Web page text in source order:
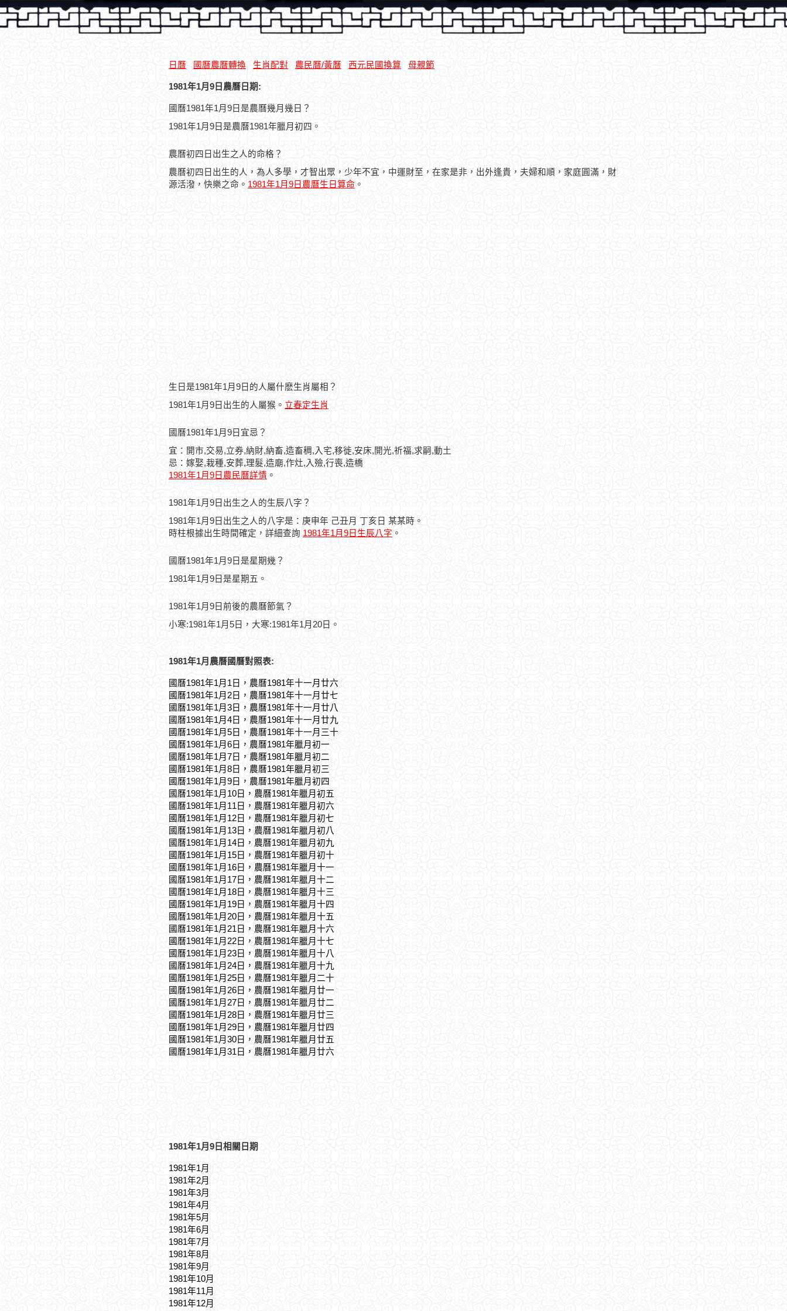
日曆 國曆農曆轉換 生肖配對 農民曆/黃曆 西元民國換算 母親節
1981年1月9日農曆日期:
國曆1981年1月9日是農曆幾月幾日？
1981年1月9日是農曆1981年臘月初四。
農曆初四日出生之人的命格？
農曆初四日出生的人，為人多學，才智出眾，少年不宜，中運財至，在家是非，出外逢貴，夫婦和順，家庭圓滿，財
源活潑，快樂之命。 1981年1月9日農曆生日算命 。
生日是1981年1月9日的人屬什麽生肖屬相？
1981年1月9日出生的人屬猴。 立春定生肖
國曆1981年1月9日宜忌？
宜：開市,交易,立券,納財,納畜,造畜稠,入宅,移徙,安床,開光,祈福,求嗣,動土
忌：嫁娶,栽種,安葬,理髮,造廟,作灶,入殮,行喪,造橋
1981年1月9日農民曆詳情 。
1981年1月9日出生之人的生辰八字？
1981年1月9日出生之人的八字是：庚申年 己丑月 丁亥日 某某時。
時柱根據出生時間確定，詳細查詢 1981年1月9日生辰八字 。
國曆1981年1月9日是星期幾？
1981年1月9日是星期五。
1981年1月9日前後的農曆節氣？
小寒:1981年1月5日，大寒:1981年1月20日。
1981年1月農曆國曆對照表:
國曆1981年1月1日，農曆1981年十一月廿六
國曆1981年1月2日，農曆1981年十一月廿七
國曆1981年1月3日，農曆1981年十一月廿八
國曆1981年1月4日，農曆1981年十一月廿九
國曆1981年1月5日，農曆1981年十一月三十
國曆1981年1月6日，農曆1981年臘月初一
國曆1981年1月7日，農曆1981年臘月初二
國曆1981年1月8日，農曆1981年臘月初三
國曆1981年1月9日，農曆1981年臘月初四
國曆1981年1月10日，農曆1981年臘月初五
國曆1981年1月11日，農曆1981年臘月初六
國曆1981年1月12日，農曆1981年臘月初七
國曆1981年1月13日，農曆1981年臘月初八
國曆1981年1月14日，農曆1981年臘月初九
國曆1981年1月15日，農曆1981年臘月初十
國曆1981年1月16日，農曆1981年臘月十一
國曆1981年1月17日，農曆1981年臘月十二
國曆1981年1月18日，農曆1981年臘月十三
國曆1981年1月19日，農曆1981年臘月十四
國曆1981年1月20日，農曆1981年臘月十五
國曆1981年1月21日，農曆1981年臘月十六
國曆1981年1月22日，農曆1981年臘月十七
國曆1981年1月23日，農曆1981年臘月十八
國曆1981年1月24日，農曆1981年臘月十九
國曆1981年1月25日，農曆1981年臘月二十
國曆1981年1月26日，農曆1981年臘月廿一
國曆1981年1月27日，農曆1981年臘月廿二
國曆1981年1月28日，農曆1981年臘月廿三
國曆1981年1月29日，農曆1981年臘月廿四
國曆1981年1月30日，農曆1981年臘月廿五
國曆1981年1月31日，農曆1981年臘月廿六
1981年1月9日相關日期
1981年1月
1981年2月
1981年3月
1981年4月
1981年5月
1981年6月
1981年7月
1981年8月
1981年9月
1981年10月
1981年11月
1981年12月